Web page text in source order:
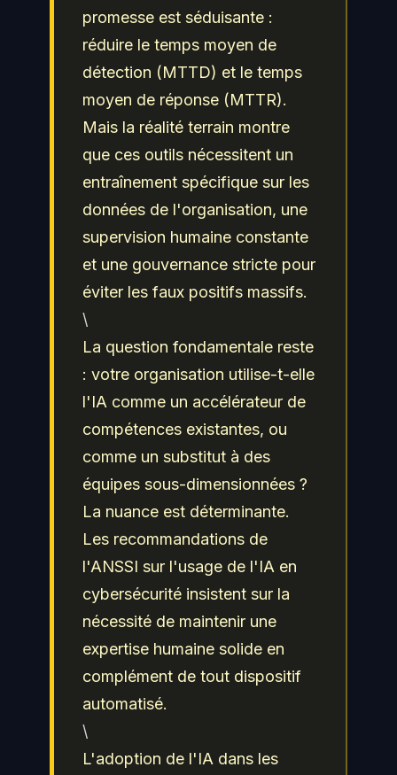
promesse est séduisante :
réduire le temps moyen de
détection (MTTD) et le temps
moyen de réponse (MTTR).
Mais la réalité terrain montre
que ces outils nécessitent un
entraînement spécifique sur les
données de l'organisation, une
supervision humaine constante
et une gouvernance stricte pour
éviter les faux positifs massifs.
\
La question fondamentale reste
: votre organisation utilise-t-elle
l'IA comme un accélérateur de
compétences existantes, ou
comme un substitut à des
équipes sous-dimensionnées ?
La nuance est déterminante.
Les recommandations de
l'ANSSI sur l'usage de l'IA en
cybersécurité insistent sur la
nécessité de maintenir une
expertise humaine solide en
complément de tout dispositif
automatisé.
\
L'adoption de l'IA dans les